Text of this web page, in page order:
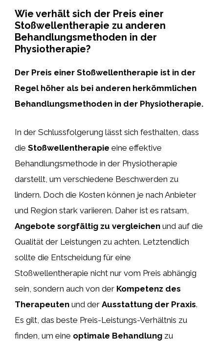
Wie verhält sich der Preis einer
Stoßwellentherapie zu anderen
Behandlungsmethoden in der
Physiotherapie?
Der Preis einer Stoßwellentherapie ist in der
Regel höher als bei anderen herkömmlichen
Behandlungsmethoden in der Physiotherapie.
In der Schlussfolgerung lässt sich festhalten, dass
die Stoßwellentherapie eine effektive
Behandlungsmethode in der Physiotherapie
darstellt, um verschiedene Beschwerden zu
lindern. Doch die Kosten können je nach Anbieter
und Region stark variieren. Daher ist es ratsam,
Angebote sorgfältig zu vergleichen und auf die
Qualität der Leistungen zu achten. Letztendlich
sollte die Entscheidung für eine
Stoßwellentherapie nicht nur vom Preis abhängig
sein, sondern auch von der Kompetenz des
Therapeuten und der Ausstattung der Praxis.
Es gilt, das beste Preis-Leistungs-Verhältnis zu
finden, um eine optimale Behandlung zu